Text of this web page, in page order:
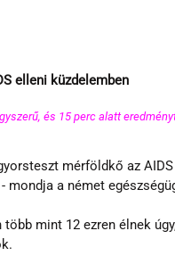
elleni küzdelemben
és 15 perc alatt
mérföldkő az
mondja a német
több mint 12 ezren élnek